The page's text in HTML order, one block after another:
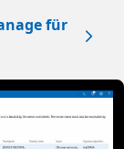
für